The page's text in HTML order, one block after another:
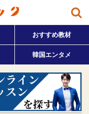
おすすめ教材
韓国エンタメ